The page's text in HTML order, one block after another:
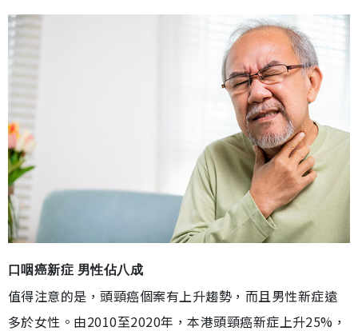
口咽癌新症 男性佔八成
值得注意的是，頭頸癌個案有上升趨勢，而且男性新症遠
多於女性。由2010至2020年，本港頭頸癌新症上升25%，